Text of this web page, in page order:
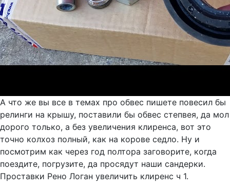
А что же вы все в темах про обвес пишете повесил бы
релинги на крышу, поставили бы обвес степвея, да мол
дорого только, а без увеличения клиренса, вот это
точно колхоз полный, как на корове седло. Ну и
посмотрим как через год полтора заговорите, когда
поездите, погрузите, да просядут наши сандерки.
Проставки Рено Логан увеличить клиренс ч 1.